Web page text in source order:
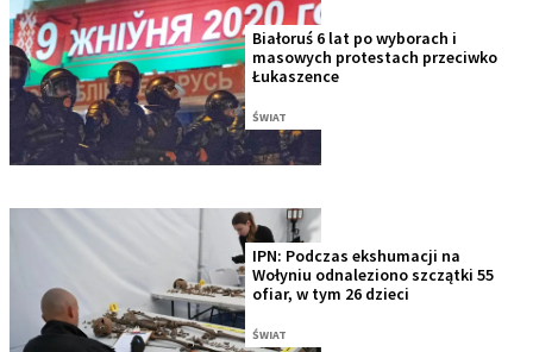
Białoruś 6 lat po wyborach i
masowych protestach przeciwko
Łukaszence
ŚWIAT
IPN: Podczas ekshumacji na
Wołyniu odnaleziono szczątki 55
ofiar, w tym 26 dzieci
ŚWIAT